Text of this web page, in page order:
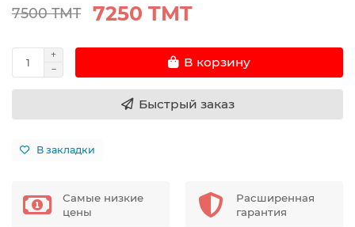
7500 TMT 7250 TMT
В корзину
Быстрый заказ
В закладки
Самые низкие
цены
Расширенная
гарантия